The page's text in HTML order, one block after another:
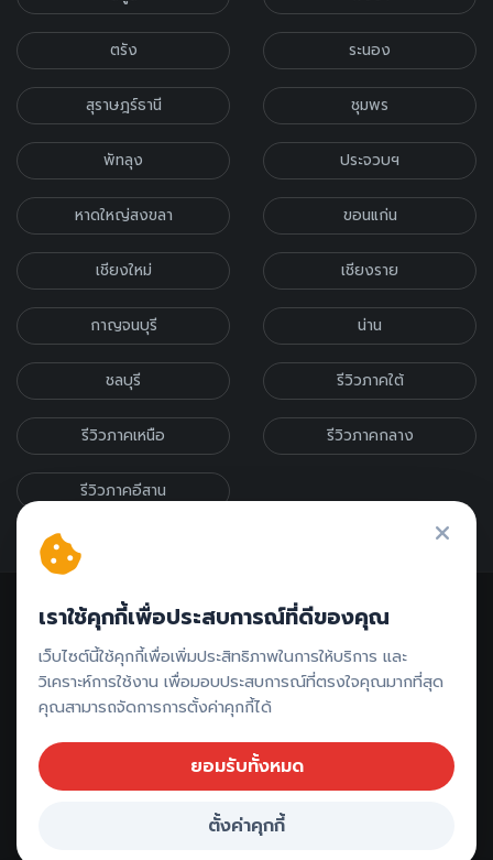
ตรัง ระนอง
สุราษฎร์ธานี ชุมพร
พัทลุง ประจวบฯ
หาดใหญ่สงขลา ขอนแก่น
เชียงใหม่ เชียงราย
กาญจนบุรี น่าน
ชลบุรี รีวิวภาคใต้
รีวิวภาคเหนือ รีวิวภาคกลาง
รีวิวภาคอีสาน
ติดต่อรีวิว // ลงโฆษณา
2026 All rights reserved |
จุดเช็คอิน ที่กิน
เราใช้คุกกี้เพื่อประสบการณ์ที่ดีของคุณ
เว็บไซต์นี้ใช้คุกกี้เพื่อเพิ่มประสิทธิภาพในการให้บริการ และ
วิเคราะห์การใช้งาน เพื่อมอบประสบการณ์ที่ตรงใจคุณมากที่สุด
คุณสามารถจัดการการตั้งค่าคุกกี้ได้
ยอมรับทั้งหมด
ตั้งค่าคุกกี้